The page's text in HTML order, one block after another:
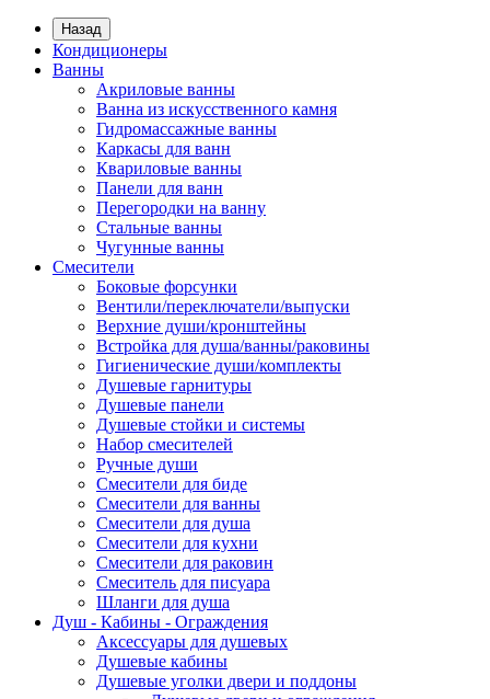
Назад
Кондиционеры
Ванны
Акриловые ванны
Ванна из искусственного камня
Гидромассажные ванны
Каркасы для ванн
Квариловые ванны
Панели для ванн
Перегородки на ванну
Стальные ванны
Чугунные ванны
Смесители
Боковые форсунки
Вентили/переключатели/выпуски
Верхние души/кронштейны
Встройка для душа/ванны/раковины
Гигиенические души/комплекты
Душевые гарнитуры
Душевые панели
Душевые стойки и системы
Набор смесителей
Ручные души
Смесители для биде
Смесители для ванны
Смесители для душа
Смесители для кухни
Смесители для раковин
Смеситель для писуара
Шланги для душа
Душ - Кабины - Ограждения
Аксессуары для душевых
Душевые кабины
Душевые уголки двери и поддоны